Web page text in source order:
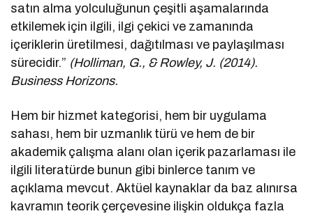
satın alma yolculuğunun çeşitli aşamalarında
etkilemek için ilgili, ilgi çekici ve zamanında
içeriklerin üretilmesi, dağıtılması ve paylaşılması
sürecidir.” (Holliman, G., & Rowley, J. (2014).
Business Horizons.
Hem bir hizmet kategorisi, hem bir uygulama
sahası, hem bir uzmanlık türü ve hem de bir
akademik çalışma alanı olan içerik pazarlaması ile
ilgili literatürde bunun gibi binlerce tanım ve
açıklama mevcut. Aktüel kaynaklar da baz alınırsa
kavramın teorik çerçevesine ilişkin oldukça fazla